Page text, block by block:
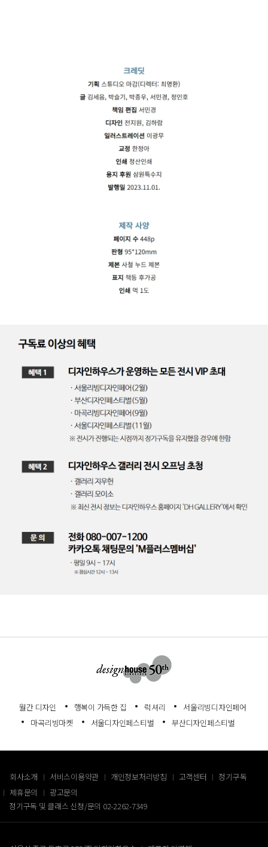
월간 디자인 행복이 가득한 집 럭셔리
서울리빙디자인페어
마곡리빙마켓
서울디자인페스티벌 부산디자인페스티벌
회사소개 서비스이용약관 개인정보처리방침 고객센터
정기구독
제휴문의
광고문의
정기구독 및 클래스 신청/문의 02-2262-7349